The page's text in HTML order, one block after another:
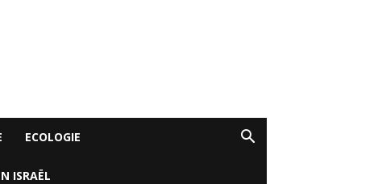
ECOLOGIE
ISRAËL